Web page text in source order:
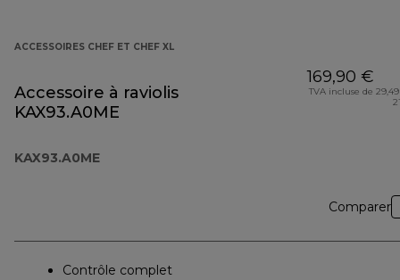
ACCESSOIRES CHEF ET CHEF XL
Accessoire à raviolis
KAX93.A0ME
KAX93.A0ME
169,90 €
TVA incluse de
Comparer
Contrôle complet